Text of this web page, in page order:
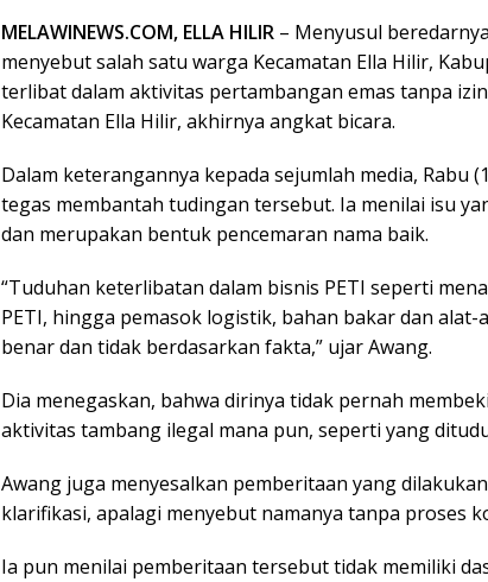
MELAWINEWS.COM, ELLA HILIR – Menyusul
menyebut salah satu warga Kecamatan Ella Hilir,
terlibat dalam aktivitas pertambangan emas tanpa izin
Kecamatan Ella Hilir, akhirnya angkat bicara.
Dalam keterangannya kepada sejumlah media, Rabu
tegas membantah tudingan tersebut. Ia menilai isu
dan merupakan bentuk pencemaran nama baik.
“Tuduhan keterlibatan dalam bisnis PETI seperti
PETI, hingga pemasok logistik, bahan bakar dan
benar dan tidak berdasarkan fakta,” ujar Awang.
Dia menegaskan, bahwa dirinya tidak pernah
aktivitas tambang ilegal mana pun, seperti yang
Awang juga menyesalkan pemberitaan yang
klarifikasi, apalagi menyebut namanya tanpa proses
Ia pun menilai pemberitaan tersebut tidak memiliki